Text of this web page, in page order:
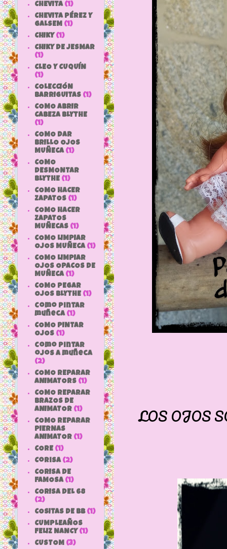
LOS OJOS
CHEVITA (1)
CHEVITA PÉREZ Y
GALSEM (1)
CHIKY (1)
CHIKY DE JESMAR
(1)
CLEO Y CUQUÍN
(1)
COLECCIÓN
BARRIGUITAS (1)
COMO ABRIR
CABEZA BLYTHE
(1)
COMO DAR
BRILLO OJOS
MUÑECA (1)
COMO
DESMONTAR
BLYTHE (1)
COMO HACER
ZAPATOS (1)
COMO HACER
ZAPATOS
MUÑECAS (1)
COMO LIMPIAR
OJOS MUÑECA (1)
COMO LIMPIAR
OJOS OPACOS DE
MUÑECA (1)
COMO PEGAR
OJOS BLYTHE (1)
como pintar
muñeca (1)
COMO PINTAR
OJOS (1)
como pintar
ojos a muñeca
(2)
COMO REPARAR
ANIMATORS (1)
COMO REPARAR
BRAZOS DE
ANIMATOR (1)
COMO REPARAR
PIERNAS
ANIMATOR (1)
CORE (1)
Corisa (2)
CORISA DE
FAMOSA (1)
CORISA DEL 68
(2)
COSITAS DE bb (1)
CUMPLEAÑOS
FELIZ NANCY (1)
CUSTOM (3)